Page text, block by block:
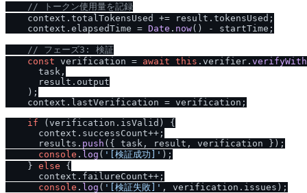
/ / トークン使用量を記録
    context.
totalTokensUsed += result. tokensUsed ;
    context.
elapsedTime = Date . now() - startTime;
/ / フェーズ3: 検証
const verification = await this . verifier .
      task,
      result.
output
    );
    context.
lastVerification = verification;
if (verification. isValid ) {
      context.
successCount++;
      results.
push ({ task, result, verification });
console . log ( '[検証成功]' );
    }
else {
      context.
failureCount++;
console . log ( '[検証失敗]' , verification. issues );